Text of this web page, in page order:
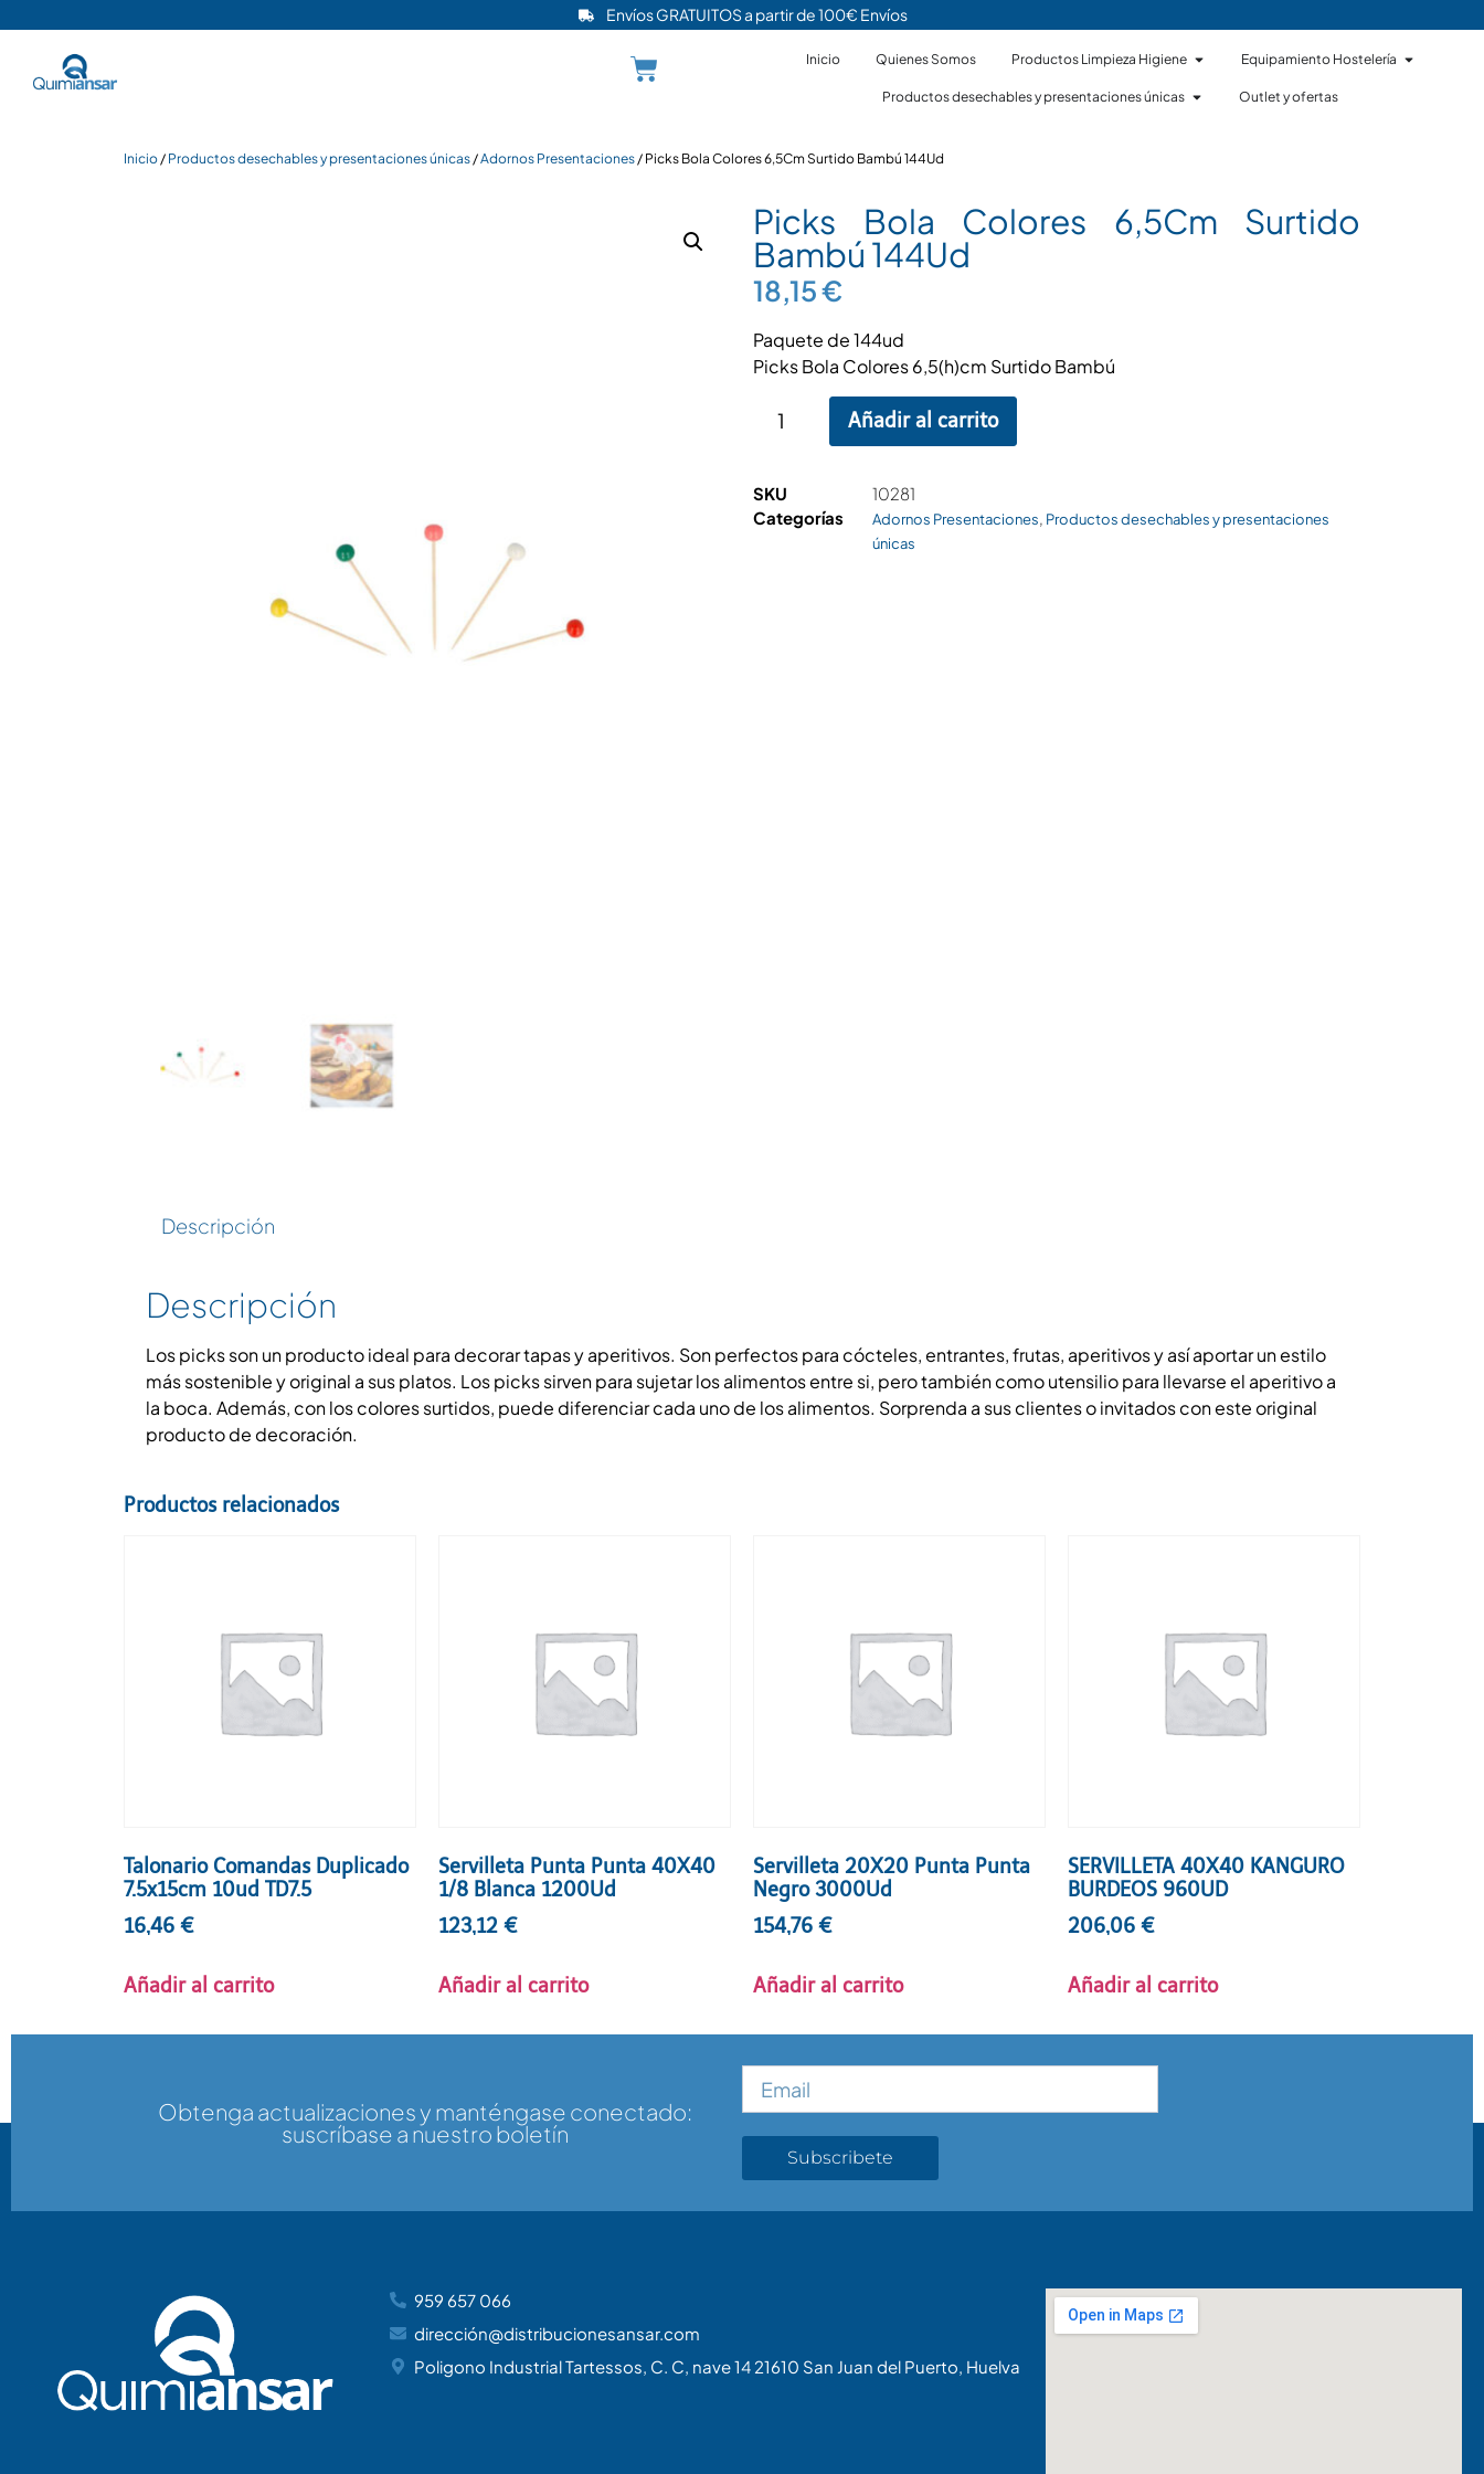
Envíos GRATUITOS a partir de 100€ Envíos
Inicio Quienes Somos Productos Limpieza Higiene Equipamiento Hostelería
Productos desechables y presentaciones únicas Outlet y ofertas
Inicio/ Productos desechables y presentaciones únicas/Adornos Presentaciones/ Picks Bola Colores 6,5Cm Surtido Bambú 144Ud
Picks Bola Colores 6,5Cm Surtido
Bambú 144Ud
18,15€
Paquete de 144ud
Picks Bola Colores 6,5(h)cm Surtido Bambú
Añadir al carrito
SKU
10281
Categorías
Adornos Presentaciones Productos desechables y presentaciones
únicas
Descripción
Descripción
Los picks son un producto ideal para decorar tapas y aperitivos. Son perfectos para cócteles, entrantes, frutas, aperitivos y así aportar un estilo
más sostenible y original a sus platos. Los picks sirven para sujetar los alimentos entre si, pero también como utensilio para llevarse el aperitivo a
la boca. Además, con los colores surtidos, puede diferenciar cada uno de los alimentos. Sorprenda a sus clientes o invitados con este original
producto de decoración.
Productos relacionados
Talonario Comandas Duplicado
7.5x15cm 10ud TD7.5
16,46 €
Añadir al carrito
Servilleta Punta Punta 40X40
1/8 Blanca 1200Ud
123,12 €
Añadir al carrito
Servilleta 20X20 Punta Punta
Negro 3000Ud
154,76 €
Añadir al carrito
SERVILLETA 40X40 KANGURO
BURDEOS 960UD
206,06 €
Añadir al carrito
Obtenga actualizaciones y manténgase conectado:
suscríbase a nuestro boletín
Subscribete
959 657 066
dirección@distribucionesansar.com
Poligono Industrial Tartessos, C. C, nave 14 21610 San Juan del Puerto, Huelva